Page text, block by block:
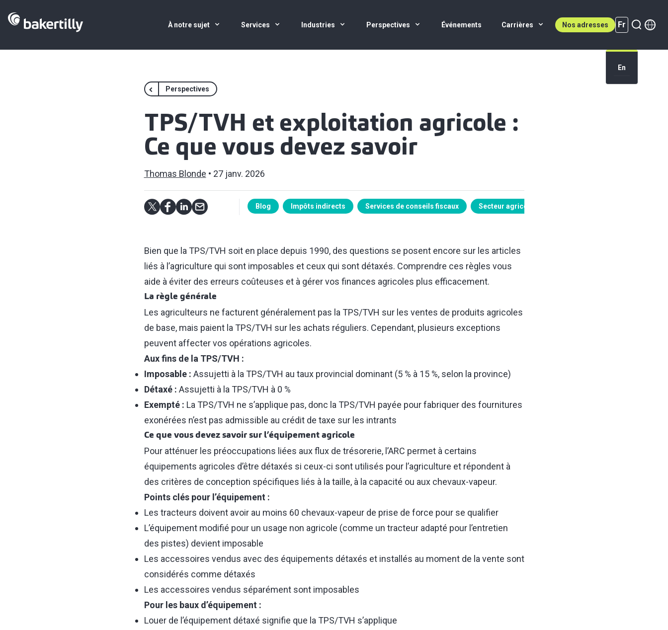
À notre sujet Services Industries Perspectives Événements Carrières Nos adresses Fr
En
Fr (active)
Perspectives
TPS/TVH et exploitation agricole :
Ce que vous devez savoir
Thomas Blonde 27 janv. 2026
Blog Impôts indirects Services de conseils fiscaux Secteur agricole
Bien que la TPS/TVH soit en place depuis 1990, des questions se posent encore sur les articles
liés à l’agriculture qui sont imposables et ceux qui sont détaxés. Comprendre ces règles vous
aide à éviter des erreurs coûteuses et à gérer vos finances agricoles plus efficacement.
La règle générale
Les agriculteurs ne facturent généralement pas la TPS/TVH sur les ventes de produits agricoles
de base, mais paient la TPS/TVH sur les achats réguliers. Cependant, plusieurs exceptions
peuvent affecter vos opérations agricoles.
Aux fins de la TPS/TVH :
Imposable : Assujetti à la TPS/TVH au taux provincial dominant (5 % à 15 %, selon la province)
Détaxé : Assujetti à la TPS/TVH à 0 %
Exempté : La TPS/TVH ne s’applique pas, donc la TPS/TVH payée pour fabriquer des fournitures
exonérées n’est pas admissible au crédit de taxe sur les intrants
Ce que vous devez savoir sur l’équipement agricole
Pour atténuer les préoccupations liées aux flux de trésorerie, l’ARC permet à certains
équipements agricoles d’être détaxés si ceux-ci sont utilisés pour l’agriculture et répondent à
des critères de conception spécifiques liés à la taille, à la capacité ou aux chevaux-vapeur.
Points clés pour l’équipement :
Les tracteurs doivent avoir au moins 60 chevaux-vapeur de prise de force pour se qualifier
L’équipement modifié pour un usage non agricole (comme un tracteur adapté pour l’entretien
des pistes) devient imposable
Les accessoires vendus avec des équipements détaxés et installés au moment de la vente sont
considérés comme détaxés
Les accessoires vendus séparément sont imposables
Pour les baux d’équipement :
Louer de l’équipement détaxé signifie que la TPS/TVH s’applique